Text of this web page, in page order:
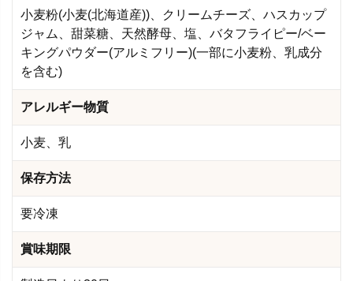
小麦粉(小麦(北海道産))、クリームチーズ、ハスカップ
ジャム、甜菜糖、天然酵母、塩、バタフライピー/ベー
キングパウダー(アルミフリー)(一部に小麦粉、乳成分
を含む)
アレルギー物質
小麦、乳
保存方法
要冷凍
賞味期限